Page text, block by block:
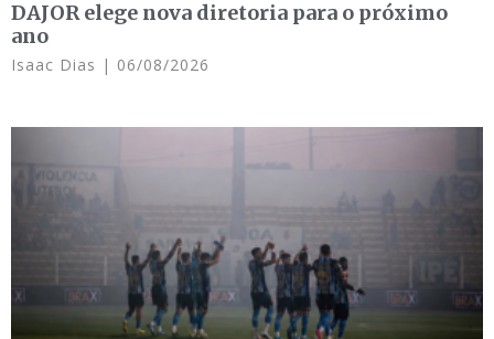
DAJOR elege nova diretoria para o próximo
ano
Isaac Dias 06/08/2026